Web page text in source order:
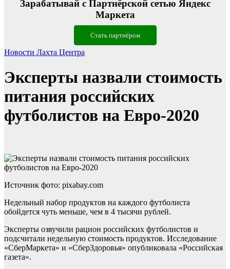
Зарабатывай с Партнёрской сетью Яндекс
Маркета
Стать партнёром
Новости Лахта Центра
Эксперты назвали стоимость
питания российских
футболистов на Евро-2020
Источник фото: pixabay.com
Недельный набор продуктов на каждого футболиста
обойдется чуть меньше, чем в 4 тысячи рублей.
Эксперты озвучили рацион российских футболистов и
подсчитали недельную стоимость продуктов. Исследование
«СберМаркета» и «СберЗдоровья» опубликовала «Российская
газета».